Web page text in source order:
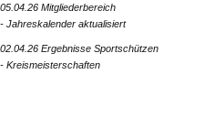
05.04.26 Mitgliederbereich
- Jahreskalender aktualisiert
02.04.26 Ergebnisse Sportschützen
- Kreismeisterschaften